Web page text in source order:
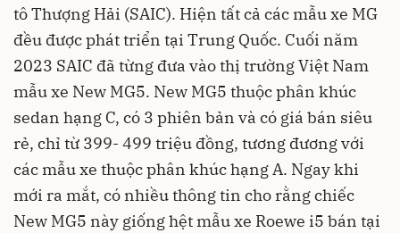
tô Thượng Hải (SAIC). Hiện tất cả các mẫu xe MG
đều được phát triển tại Trung Quốc. Cuối năm
2023 SAIC đã từng đưa vào thị trường Việt Nam
mẫu xe New MG5. New MG5 thuộc phân khúc
sedan hạng C, có 3 phiên bản và có giá bán siêu
rẻ, chỉ từ 399- 499 triệu đồng, tương đương với
các mẫu xe thuộc phân khúc hạng A. Ngay khi
mới ra mắt, có nhiều thông tin cho rằng chiếc
New MG5 này giống hệt mẫu xe Roewe i5 bán tại